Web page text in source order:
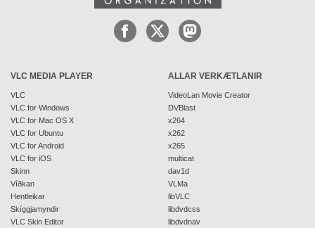
VLC MEDIA PLAYER
VLC
VLC for Windows
VLC for Mac OS X
VLC for Ubuntu
VLC for Android
VLC for iOS
Skinn
Víðkan
Hentleikar
Skíggjamyndir
VLC Skin Editor
ALLAR VERKÆTLANIR
VideoLan Movie Creator
DVBlast
x264
x262
x265
multicat
dav1d
VLMa
libVLC
libdvdcss
libdvdnav